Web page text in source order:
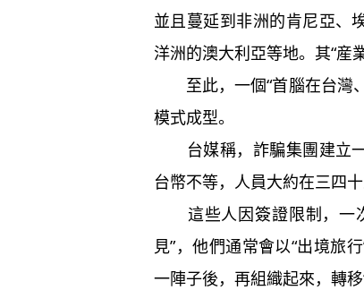
並且蔓延到非洲的肯尼亞、
洋洲的澳大利亞等地。其“産
至此，一個“首腦在台灣
模式成型。
台媒稱，詐騙集團建立一
台幣不等，人員大約在三四
這些人因簽證限制，一
見”，他們通常會以“出境旅
一陣子後，再組織起來，轉移